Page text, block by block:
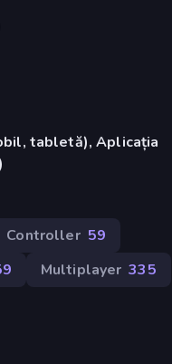
tabletă), Aplicația
Controller 59
Multiplayer 335